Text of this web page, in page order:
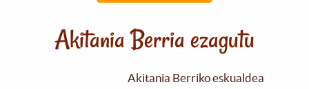
Akitania Berria ezagutu
Akitania Berriko eskualdea